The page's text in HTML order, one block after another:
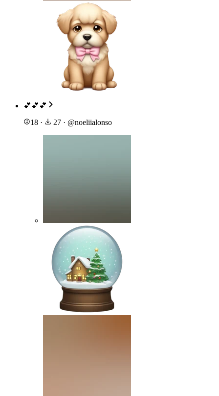
💕💕💕
18 · 27 · @noeliialonso